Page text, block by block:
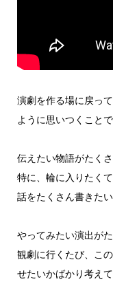
演劇を作る場に戻っ
ように思いつくことで
伝えたい物語がたくさ
特に、輪に入りたく
話をたくさん書きたい
やってみたい演出が
観劇に行くたび、こ
せたいかばかり考えて